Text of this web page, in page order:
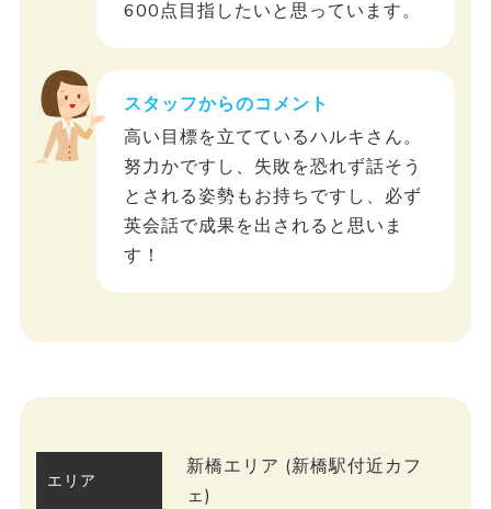
600点目指したいと思っています。
スタッフからのコメント
高い目標を立てているハルキさん。
努力かですし、失敗を恐れず話そう
とされる姿勢もお持ちですし、必ず
英会話で成果を出されると思いま
す！
エリア
新橋エリア (新橋駅付近カフ
ェ)